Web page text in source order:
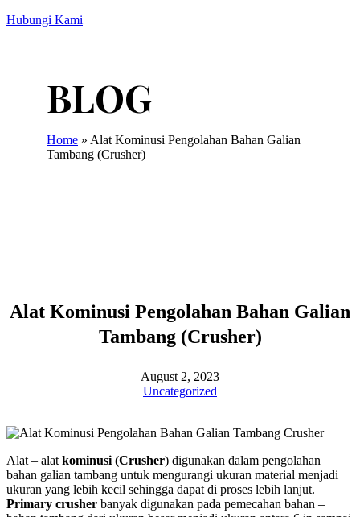
Hubungi Kami
Home » Alat Kominusi Pengolahan Bahan Galian
Tambang (Crusher)
Alat Kominusi Pengolahan Bahan Galian
Tambang (Crusher)
August 2, 2023
Uncategorized
Alat – alat kominusi (Crusher) digunakan dalam pengolahan
bahan galian tambang untuk mengurangi ukuran material menjadi
ukuran yang lebih kecil sehingga dapat di proses lebih lanjut.
Primary crusher banyak digunakan pada pemecahan bahan –